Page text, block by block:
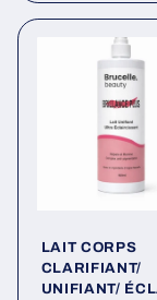
LAIT CORPS
CLARIFIANT/
UNIFIANT/